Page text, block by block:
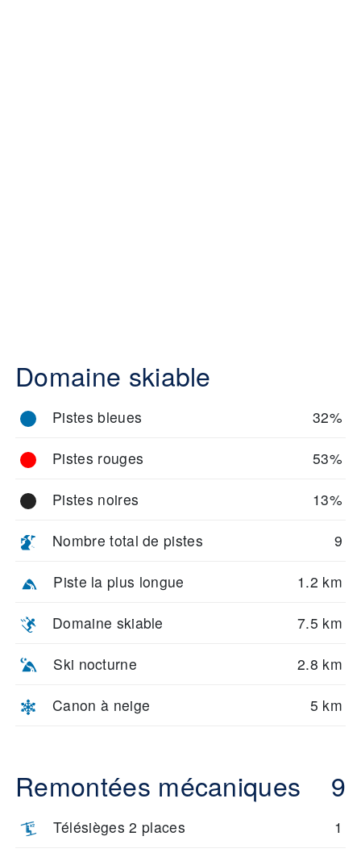
Domaine skiable
Pistes bleues 32%
Pistes rouges 53%
Pistes noires 13%
Nombre total de pistes 9
Piste la plus longue 1.2 km
Domaine skiable 7.5 km
Ski nocturne 2.8 km
Canon à neige 5 km
Remontées mécaniques 9
Télésièges 2 places 1